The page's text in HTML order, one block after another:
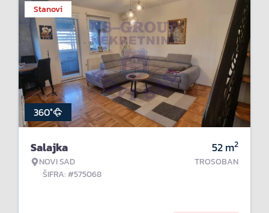
Stanovi
360°
Salajka
NOVI SAD
ŠIFRA: #575068
52m2
TROSOBAN